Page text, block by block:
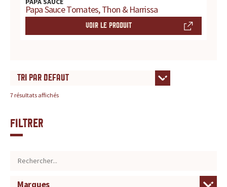
Papa Sauce Tomates, Thon & Harrissa
VOIR LE PRODUIT
7 résultats affichés
Filtrer